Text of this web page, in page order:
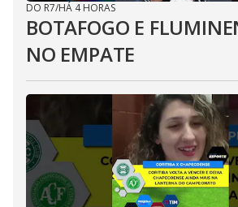
DO R7/HÁ 4 HORAS
BOTAFOGO E
NO EMPATE